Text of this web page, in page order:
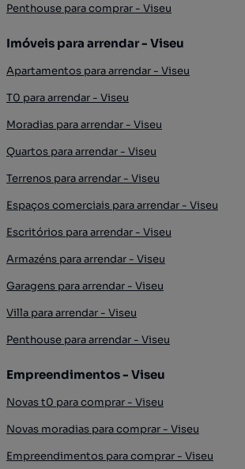
Penthouse para comprar - Viseu
Imóveis para arrendar - Viseu
Apartamentos para arrendar - Viseu
T0 para arrendar - Viseu
Moradias para arrendar - Viseu
Quartos para arrendar - Viseu
Terrenos para arrendar - Viseu
Espaços comerciais para arrendar - Viseu
Escritórios para arrendar - Viseu
Armazéns para arrendar - Viseu
Garagens para arrendar - Viseu
Villa para arrendar - Viseu
Penthouse para arrendar - Viseu
Empreendimentos - Viseu
Novas t0 para comprar - Viseu
Novas moradias para comprar - Viseu
Empreendimentos para comprar - Viseu